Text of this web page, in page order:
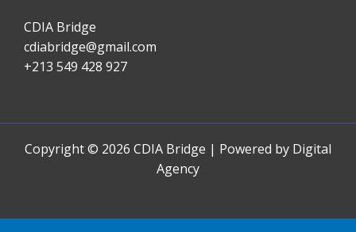
CDIA Bridge
cdiabridge@gmail.com
+213 549 428 927
Copyright © 2026 CDIA Bridge | Powered by Digital
Agency